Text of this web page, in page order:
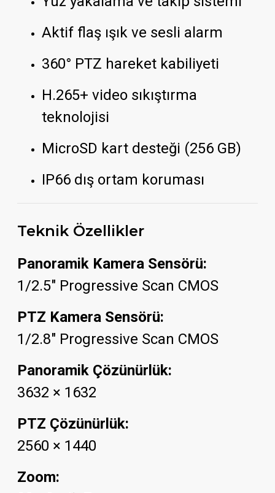
Aktif flaş ışık ve sesli alarm
360° PTZ hareket kabiliyeti
H.265+ video sıkıştırma
teknolojisi
MicroSD kart desteği (256 GB)
IP66 dış ortam koruması
Teknik Özellikler
Panoramik Kamera Sensörü:
1/2.5" Progressive Scan CMOS
PTZ Kamera Sensörü:
1/2.8" Progressive Scan CMOS
Panoramik Çözünürlük:
3632 × 1632
PTZ Çözünürlük:
2560 × 1440
Zoom: